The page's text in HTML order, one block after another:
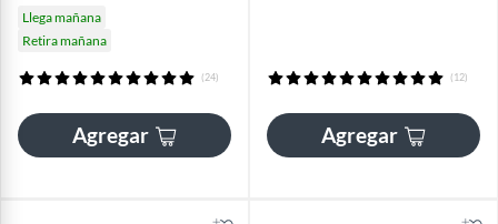
Llega mañana
Retira mañana
(24)
Agregar
(12)
Agregar